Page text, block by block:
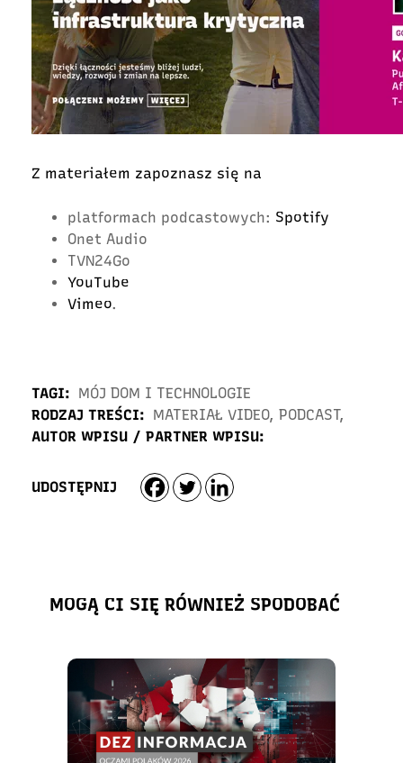
Z materiałem zapoznasz się na
platformach podcastowych: Spotify
Onet Audio
TVN24Go
YouTube
Vimeo.
TAGI: MÓJ DOM I TECHNOLOGIE
RODZAJ TREŚCI: MATERIAŁ VIDEO, PODCAST,
AUTOR WPISU / PARTNER WPISU:
UDOSTĘPNIJ
MOGĄ CI SIĘ RÓWNIEŻ SPODOBAĆ